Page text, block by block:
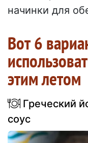
начинки для
Вот 6
этим летом
Греческий
соус